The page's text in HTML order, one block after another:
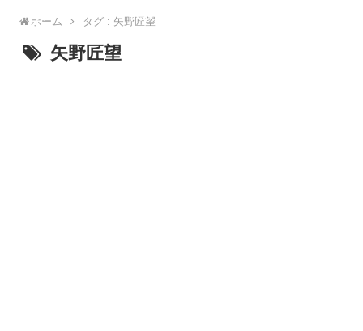
代表
代表
ホーム タグ : 矢野匠望
矢野匠望